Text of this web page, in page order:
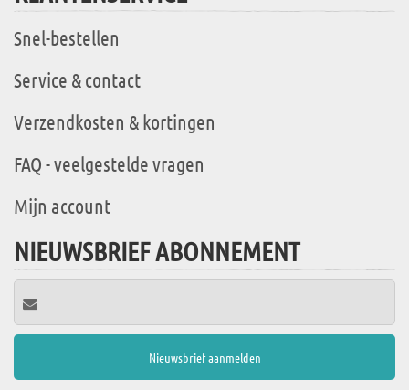
Snel-bestellen
Service & contact
Verzendkosten & kortingen
FAQ - veelgestelde vragen
Mijn account
NIEUWSBRIEF ABONNEMENT